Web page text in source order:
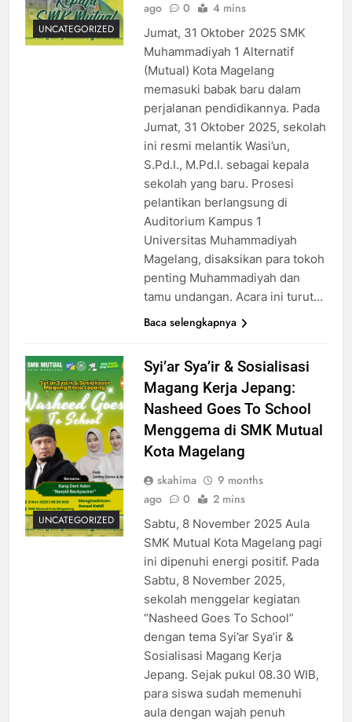
UNCATEGORIZED
ago 0 4 mins
Jumat, 31 Oktober 2025 SMK
Muhammadiyah 1 Alternatif
(Mutual) Kota Magelang
memasuki babak baru dalam
perjalanan pendidikannya. Pada
Jumat, 31 Oktober 2025, sekolah
ini resmi melantik Wasi’un,
S.Pd.I., M.Pd.I. sebagai kepala
sekolah yang baru. Prosesi
pelantikan berlangsung di
Auditorium Kampus 1
Universitas Muhammadiyah
Magelang, disaksikan para tokoh
penting Muhammadiyah dan
tamu undangan. Acara ini turut…
Baca selengkapnya
UNCATEGORIZED
Syi’ar Sya’ir & Sosialisasi
Magang Kerja Jepang:
Nasheed Goes To School
Menggema di SMK Mutual
Kota Magelang
skahima
9 months
ago
0 2 mins
Sabtu, 8 November 2025 Aula
SMK Mutual Kota Magelang pagi
ini dipenuhi energi positif. Pada
Sabtu, 8 November 2025,
sekolah menggelar kegiatan
“Nasheed Goes To School”
dengan tema Syi’ar Sya’ir &
Sosialisasi Magang Kerja
Jepang. Sejak pukul 08.30 WIB,
para siswa sudah memenuhi
aula dengan wajah penuh